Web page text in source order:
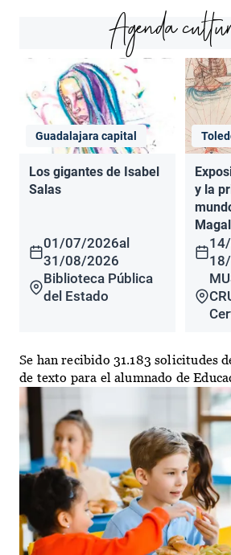
Agenda
Guadalajara capital
Los gigantes de Isabel
Salas
01/07/2026al
31/08/2026
Biblioteca Pública
del Estado
y la
Se han recibido 31.183 solicitudes
de texto para el alumnado de